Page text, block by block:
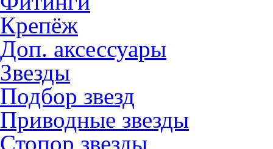
Крепёж
Доп. аксессуары
Звезды
Подбор звезд
Приводные звезды
Стопор звезды